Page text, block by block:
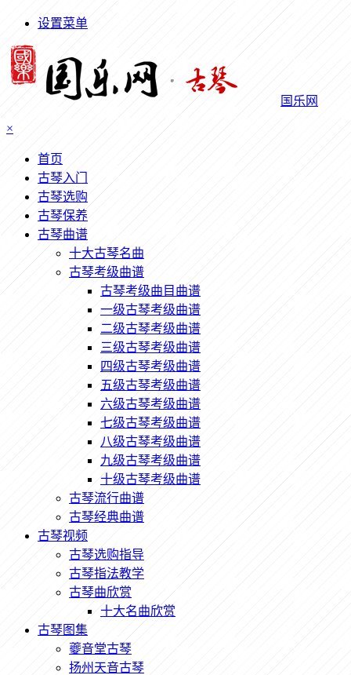
设置菜单
国乐网
×
首页
古琴入门
古琴选购
古琴保养
古琴曲谱
十大古琴名曲
古琴考级曲谱
古琴考级曲目曲谱
一级古琴考级曲谱
二级古琴考级曲谱
三级古琴考级曲谱
四级古琴考级曲谱
五级古琴考级曲谱
六级古琴考级曲谱
七级古琴考级曲谱
八级古琴考级曲谱
九级古琴考级曲谱
十级古琴考级曲谱
古琴流行曲谱
古琴经典曲谱
古琴视频
古琴选购指导
古琴指法教学
古琴曲欣赏
十大名曲欣赏
古琴图集
夔音堂古琴
扬州天音古琴